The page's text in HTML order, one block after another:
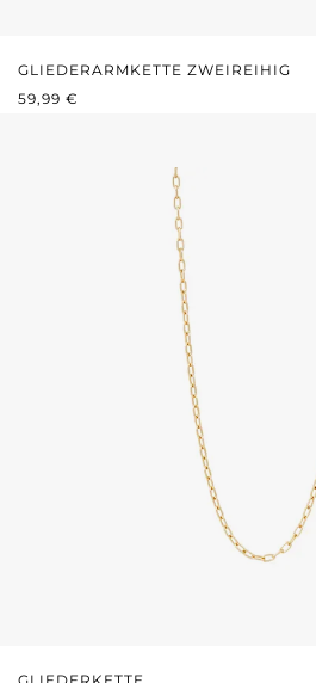
GLIEDERARMKETTE ZWEIREIHIG
REGULÄRER PREIS:
59,99 €